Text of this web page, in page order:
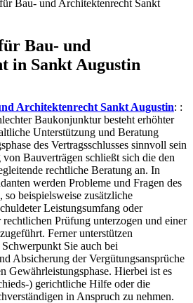
Bau- und Architektenrecht Sankt
Bau- und
in Sankt Augustin
Architektenrecht Sankt Augustin: :
Baukonjunktur besteht erhöhter
Unterstützung und Beratung
des Vertragsschlusses sinnvoll sein
Bauverträgen schließt sich die den
rechtliche Beratung an. In
werden Probleme und Fragen des
so beispielsweise zusätzliche
Leistungsumfang oder
Prüfung unterzogen und einer
Ferner unterstützen
Sie auch bei
Absicherung der Vergütungsansprüche
Gewährleistungsphase. Hierbei ist es
) gerichtliche Hilfe oder die
in Anspruch zu nehmen.